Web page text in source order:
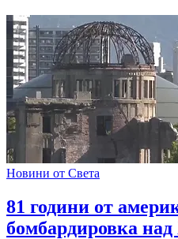
Новини от Света
81 години от
бомбардировка